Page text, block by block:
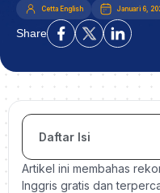
Cetta English Januari 6,
Share
Daftar Isi
Artikel ini membahas
Inggris gratis dan